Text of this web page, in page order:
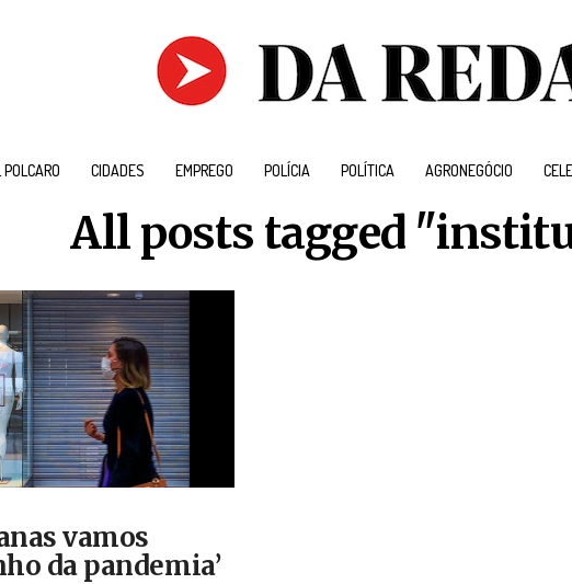
CIDADES EMPREGO POLÍCIA POLÍTICA AGRONEGÓCIO
All posts tagged
vamos
da pandemia’